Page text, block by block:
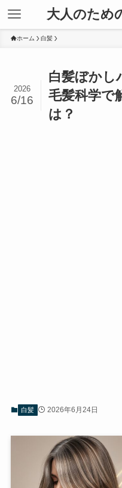
大人のため
ホーム 白髪
白髪ぼかし
毛髪科学で
は？
2026
6/16
白髪 2026年6月24日